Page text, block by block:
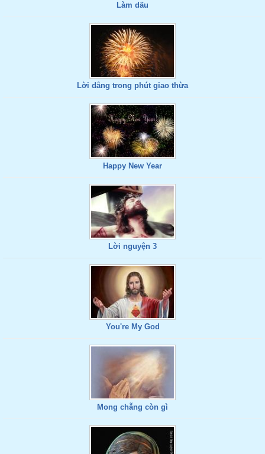
Làm dấu
Lời dâng trong phút giao thừa
Happy New Year
Lời nguyện 3
You're My God
Mong chẵng còn gì